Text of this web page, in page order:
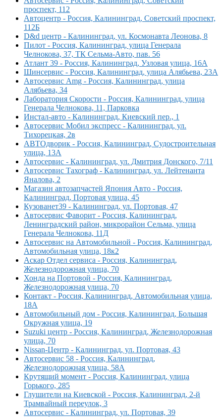
проспект, 112
Автоцентр - Россия, Калининград, Советский проспект,
112Б
D&d центр - Калининград, ул. Космонавта Леонова, 8
Пилот - Россия, Калининград, улица Генерала
Челнокова, 37, ТК Сельма-Авто, пав. 56
Атлант 39 - Россия, Калининград, Узловая улица, 16А
Шинсервис - Россия, Калининград, улица Алябьева, 23А
Автосервис Amg - Россия, Калининград, улица
Алябьева, 34
Лаборатория Скорости - Россия, Калининград, улица
Генерала Челнокова, 11, Парковка
Инстал-авто - Калининград, Киевский пер., 1
Автосервис Мобил экспресс - Калининград, ул.
Тихорецкая, 2в
АВТОдворик - Россия, Калининград, Судостроительная
улица, 13А
Автосервис - Калининград, ул. Дмитрия Донского, 7/11
Автосервис Тахограф - Калининград, ул. Лейтенанта
Яналова, 2
Магазин автозапчастей Япония Авто - Россия,
Калининград, Портовая улица, 45
Кузованет39 - Калининград, ул. Портовая, 47
Автосервис Фаворит - Россия, Калининград,
Ленинградский район, микрорайон Сельма, улица
Генерала Челнокова, 11Д
Автосервис на Автомобильной - Россия, Калининград,
Автомобильная улица, 18к2
Аскар Отдел сервиса - Россия, Калининград,
Железнодорожная улица, 70
Хонда на Портовой - Россия, Калининград,
Железнодорожная улица, 70
Контакт - Россия, Калининград, Автомобильная улица,
18А
Автомобильный дом - Россия, Калининград, Большая
Окружная улица, 19
Suzuki центр - Россия, Калининград, Железнодорожная
улица, 70
Nissan-Центр - Калининград, ул. Портовая, 43
Автосервис 58 - Россия, Калининград,
Железнодорожная улица, 58А
Крутящий момент - Россия, Калининград, улица
Горького, 285
Глушители на Киевской - Россия, Калининград, 2-й
Трамвайный переулок, 3
Автосервис - Калининград, ул. Портовая, 39